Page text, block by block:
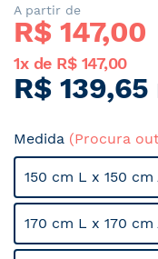
Galeria
de
imagens
A partir de
R$ 147,00
1x de R$ 147,00
R$ 139,65
Medida (Procura
150 cm L x 150 cm
170 cm L x 170 cm